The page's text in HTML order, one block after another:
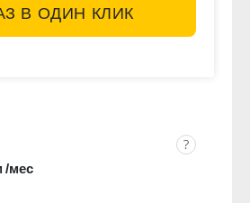
В ОДИН КЛИК
/мес